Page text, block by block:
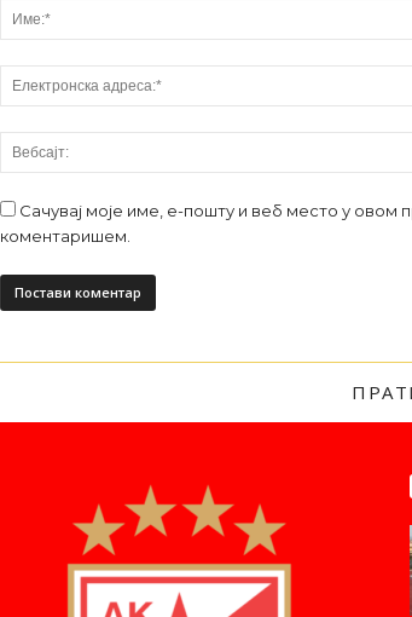
Сачувај моје име, е-пошту и веб место у овом
коментаришем.